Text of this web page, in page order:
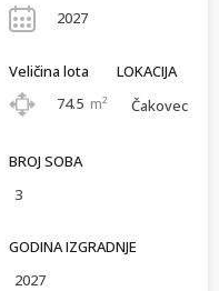
2027
Veličina lota
74.5 m²
LOKACIJA
Čakovec
BROJ SOBA
3
GODINA IZGRADNJE
2027